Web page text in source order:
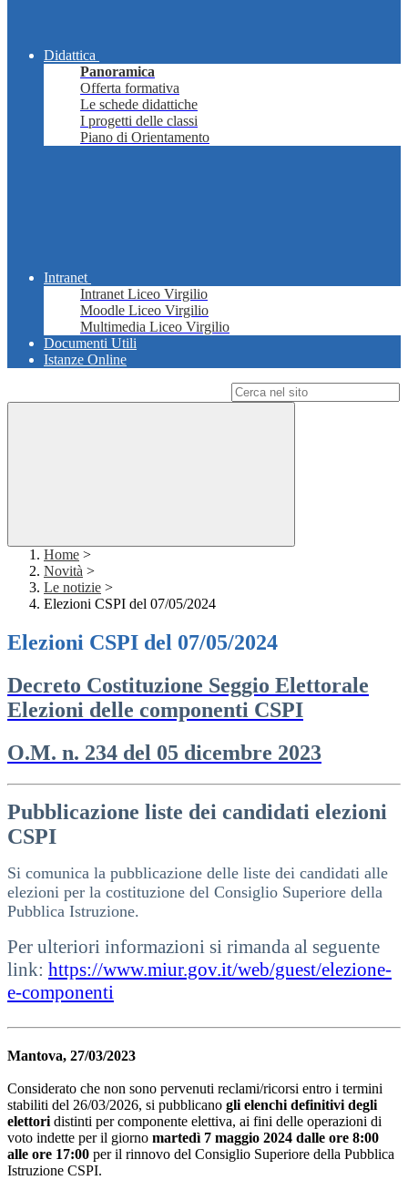
Didattica
Panoramica
Offerta formativa
Le schede didattiche
I progetti delle classi
Piano di Orientamento
Intranet
Intranet Liceo Virgilio
Moodle Liceo Virgilio
Multimedia Liceo Virgilio
Documenti Utili
Istanze Online
Home >
Novità >
Le notizie >
Elezioni CSPI del 07/05/2024
Elezioni CSPI del 07/05/2024
Decreto Costituzione Seggio Elettorale
Elezioni delle componenti CSPI
O.M. n. 234 del 05 dicembre 2023
Pubblicazione liste dei candidati elezioni
CSPI
Si comunica la pubblicazione delle liste dei candidati alle
elezioni per la costituzione del Consiglio Superiore della
Pubblica Istruzione.
Per ulteriori informazioni si rimanda al seguente
link: https://www.miur.gov.it/web/guest/elezione-
e-componenti
Mantova, 27/03/2023
Considerato che non sono pervenuti reclami/ricorsi entro i termini
stabiliti del 26/03/2026, si pubblicano gli elenchi definitivi degli
elettori distinti per componente elettiva, ai fini delle operazioni di
voto indette per il giorno martedì 7 maggio 2024 dalle ore 8:00
alle ore 17:00 per il rinnovo del Consiglio Superiore della Pubblica
Istruzione CSPI.